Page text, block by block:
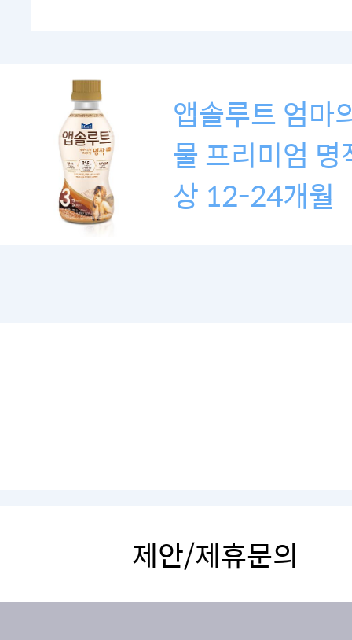
앱솔루트 엄마
물 프리미엄 명
상 12-24개월
제안/제휴문의